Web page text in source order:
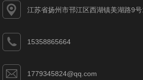
江苏省扬州市邗江区西湖镇美湖路9
15358865664
1779345824@qq.com